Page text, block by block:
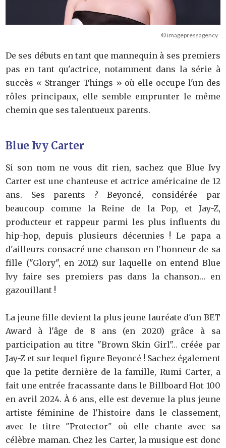
© imagepressagency
De ses débuts en tant que mannequin à ses premiers
pas en tant qu'actrice, notamment dans la série à
succès « Stranger Things » où elle occupe l'un des
rôles principaux, elle semble emprunter le même
chemin que ses talentueux parents.
Blue Ivy Carter
Si son nom ne vous dit rien, sachez que Blue Ivy
Carter est une chanteuse et actrice américaine de 12
ans. Ses parents ? Beyoncé, considérée par
beaucoup comme la Reine de la Pop, et Jay-Z,
producteur et rappeur parmi les plus influents du
hip-hop, depuis plusieurs décennies ! Le papa a
d'ailleurs consacré une chanson en l'honneur de sa
fille ("Glory", en 2012) sur laquelle on entend Blue
Ivy faire ses premiers pas dans la chanson… en
gazouillant !
La jeune fille devient la plus jeune lauréate d'un BET
Award à l'âge de 8 ans (en 2020) grâce à sa
participation au titre "Brown Skin Girl"… créée par
Jay-Z et sur lequel figure Beyoncé ! Sachez également
que la petite dernière de la famille, Rumi Carter, a
fait une entrée fracassante dans le Billboard Hot 100
en avril 2024. À 6 ans, elle est devenue la plus jeune
artiste féminine de l'histoire dans le classement,
avec le titre "Protector" où elle chante avec sa
célèbre maman. Chez les Carter, la musique est donc